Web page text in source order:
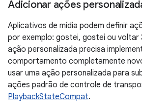
Adicionar ações
Aplicativos de mídia podem definir
por exemplo: gostei, gostei ou voltar
ação personalizada precisa
comportamento completamente
usar uma ação personalizada para
ações padrão de controle de
PlaybackStateCompat.